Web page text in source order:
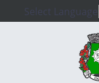
Select Language